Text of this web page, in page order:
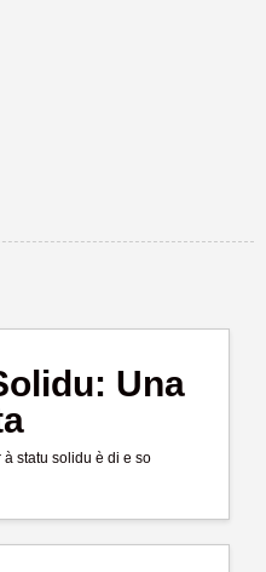
Una
statu solidu è di e so